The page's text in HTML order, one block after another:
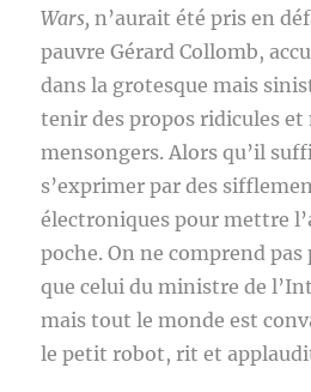
Wars, n’aurait été pris en
pauvre Gérard Collomb,
dans la grotesque mais
tenir des propos ridicules
mensongers. Alors qu’il
s’exprimer par des
électroniques pour mettre
poche. On ne comprend
que celui du ministre de
mais tout le monde est
le petit robot, rit et